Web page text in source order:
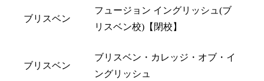
ブリスベン
フュージョン イングリッシュ(ブ
リスベン校)【閉校】
ブリスベン
ブリスベン・カレッジ・オブ・イ
ングリッシュ